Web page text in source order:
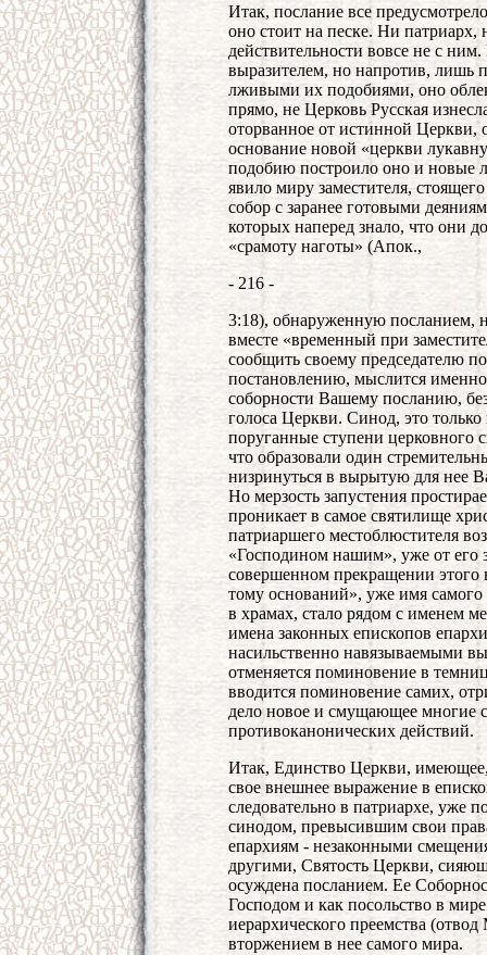
Итак, послание все
оно стоит на песке. Ни
действительности вовсе не с
выразителем, но напротив, лишь
лживыми их подобиями, оно
прямо, не Церковь Русская
оторванное от истинной Церкви,
основание новой «церкви
подобию построило оно и новые
явило миру заместителя,
собор с заранее готовыми
которых наперед знало, что они
«срамоту наготы» (Апок.,
- 216 -
3:18), обнаруженную посланием,
вместе «временный при
сообщить своему председателю
постановлению, мыслится
соборности Вашему посланию,
голоса Церкви. Синод, это
поруганные ступени церковного
что образовали один
низринуться в вырытую для нее
Но мерзость запустения
проникает в самое святилище
патриаршего местоблюстителя
«Господином нашим», уже от его
совершенном прекращении этого
тому оснований», уже имя
в храмах, стало рядом с именем
имена законных епископов
насильственно навязываемыми
отменяется поминовение в
вводится поминовение самих,
дело новое и смущающее многие
противоканонических действий.
Итак, Единство Церкви,
свое внешнее выражение в
следовательно в патриархе, уже
синодом, превысившим свои
епархиям - незаконными
другими, Святость Церкви,
осуждена посланием. Ее
Господом и как посольство в
иерархического преемства
вторжением в нее самого мира.